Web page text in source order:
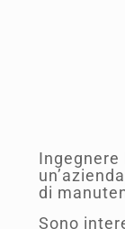
Ingegnere
di
Sono